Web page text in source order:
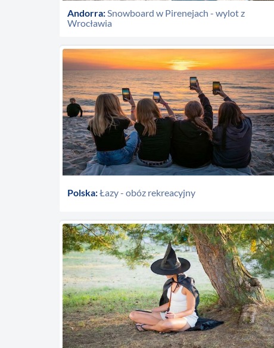
Andorra:Snowboard w Pirenejach - wylot z
Wrocławia
Polska:Łazy - obóz rekreacyjny